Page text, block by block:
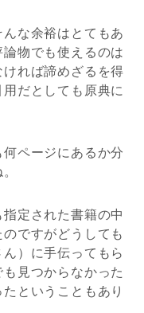
な余裕はとてもあ
物でも使えるのは
れば諦めざるを得
だとしても原典に
ページにあるか分
定された書籍の中
ですがどうしても
）に手伝ってもら
見つからなかった
ということもあり